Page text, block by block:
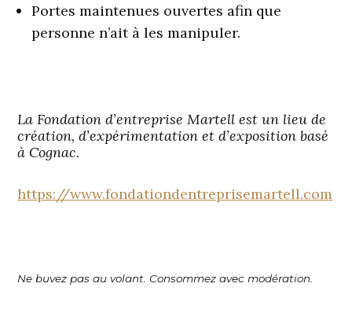
Portes maintenues ouvertes afin que
personne n’ait à les manipuler.
La Fondation d’entrepriseMartell est un lieu de
création, d’expérimentation et d’exposition basé
à Cognac.
https://www.fondationdentreprisemartell.com
Ne buvez pas au volant. Consommez avec modération.